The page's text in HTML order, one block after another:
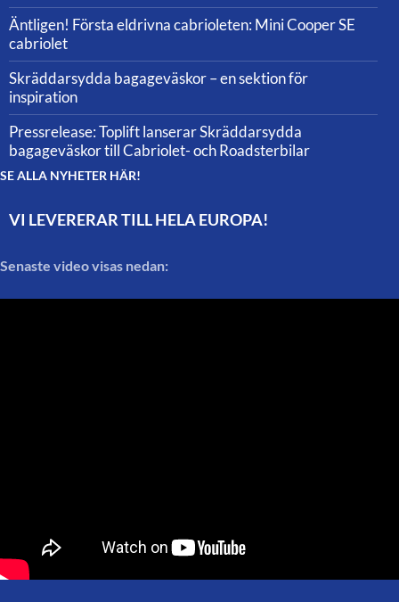
Äntligen! Första eldrivna cabrioleten: Mini Cooper SE
cabriolet
Skräddarsydda bagageväskor – en sektion för
inspiration
Pressrelease: Toplift lanserar Skräddarsydda
bagageväskor till Cabriolet- och Roadsterbilar
SE ALLA NYHETER HÄR!
VI LEVERERAR TILL HELA EUROPA!
Senaste video visas nedan: